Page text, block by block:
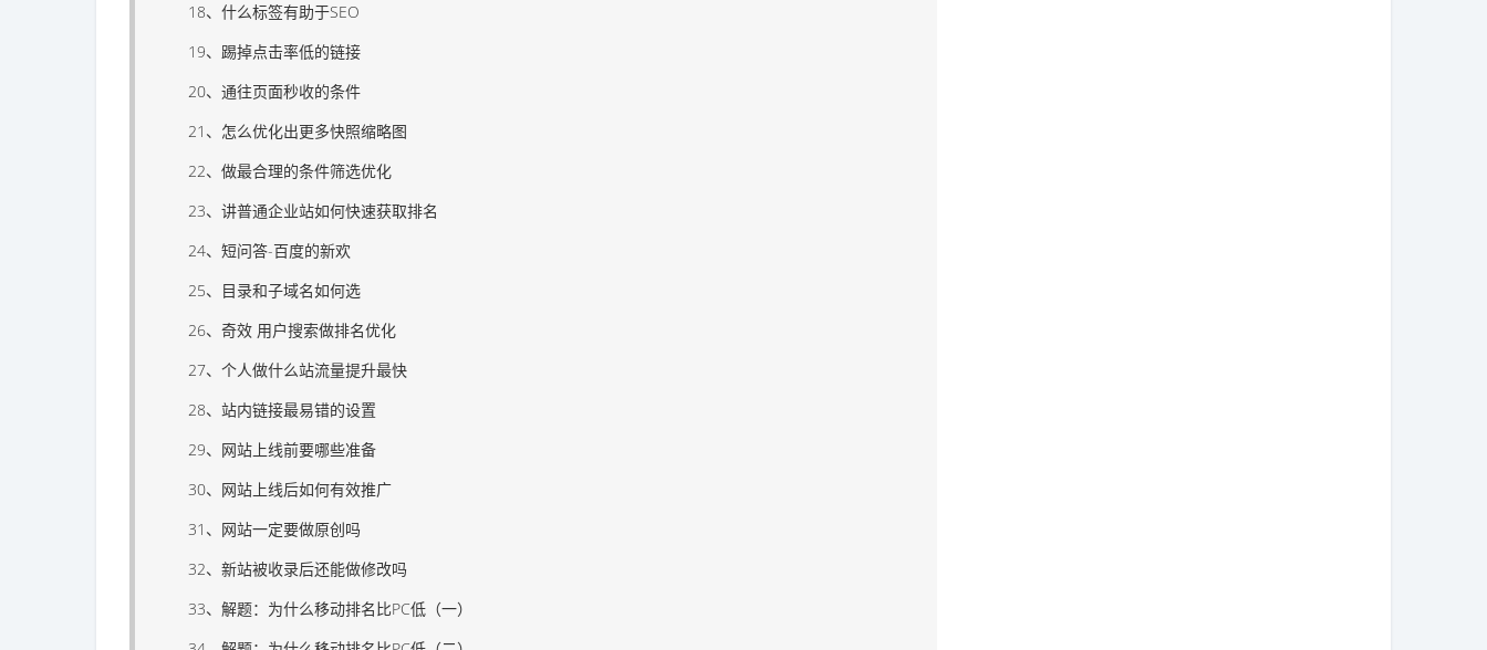
18、什么标签有助于SEO
19、踢掉点击率低的链接
20、通往页面秒收的条件
21、怎么优化出更多快照缩略图
22、做最合理的条件筛选优化
23、讲普通企业站如何快速获取排名
24、短问答-百度的新欢
25、目录和子域名如何选
26、奇效 用户搜索做排名优化
27、个人做什么站流量提升最快
28、站内链接最易错的设置
29、网站上线前要哪些准备
30、网站上线后如何有效推广
31、网站一定要做原创吗
32、新站被收录后还能做修改吗
33、解题：为什么移动排名比PC低（一）